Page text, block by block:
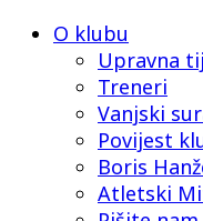
O klubu
Upravna
Treneri
Vanjski
Povijest
Boris
Atletski